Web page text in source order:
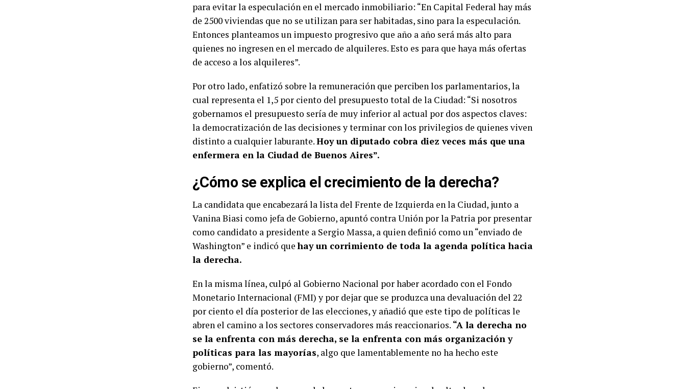
para evitar la especulación en el mercado inmobiliario: “En Capital Federal hay más
de 2500 viviendas que no se utilizan para ser habitadas, sino para la especulación.
Entonces planteamos un impuesto progresivo que año a año será más alto para
quienes no ingresen en el mercado de alquileres. Esto es para que haya más ofertas
de acceso a los alquileres”.
Por otro lado, enfatizó sobre la remuneración que perciben los parlamentarios, la
cual representa el 1,5 por ciento del presupuesto total de la Ciudad: “Si nosotros
gobernamos el presupuesto sería de muy inferior al actual por dos aspectos claves:
la democratización de las decisiones y terminar con los privilegios de quienes viven
distinto a cualquier laburante.Hoy un diputado cobra diez veces más que una
enfermera en la Ciudad de Buenos Aires”.
¿Cómo se explica el crecimiento de la derecha?
La candidata que encabezará la lista del Frente de Izquierda en la Ciudad, junto a
Vanina Biasi como jefa de Gobierno, apuntó contra Unión por la Patria por presentar
como candidato a presidente a Sergio Massa, a quien definió como un “enviado de
Washington” e indicó quehay un corrimiento de toda la agenda política hacia
la derecha.
En la misma línea, culpó al Gobierno Nacional por haber acordado con el Fondo
Monetario Internacional (FMI) y por dejar que se produzca una devaluación del 22
por ciento el día posterior de las elecciones, y añadió que este tipo de políticas le
abren el camino a los sectores conservadores más reaccionarios. “A la derecha no
se la enfrenta con más derecha, se la enfrenta con más organización y
políticas para las mayorías, algo que lamentablemente no ha hecho este
gobierno”, comentó.